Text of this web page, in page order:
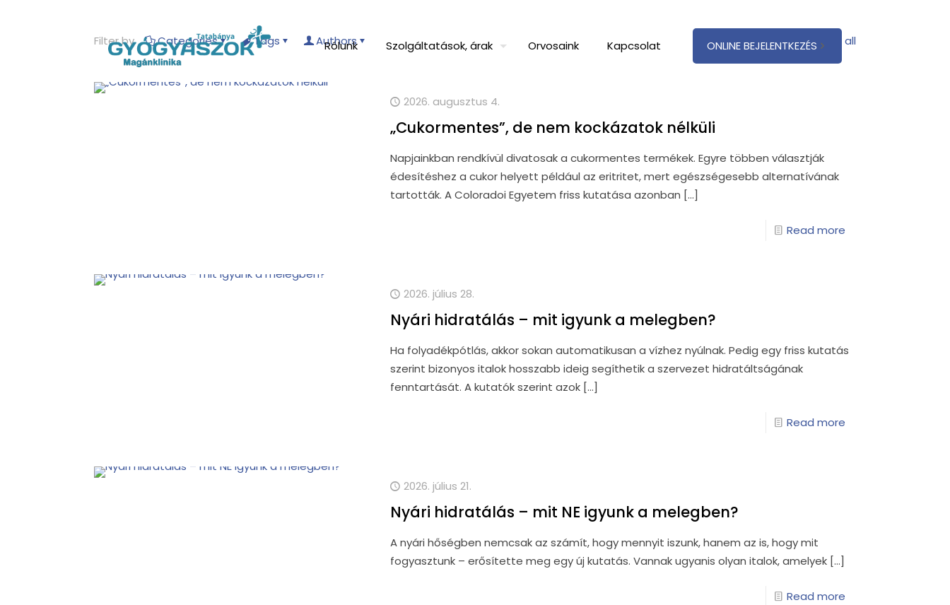
Rólunk Szolgáltatások, árak Orvosaink Kapcsolat ONLINE BEJELENTKEZÉS
Filter by Categories Tags Authors Show all
2026. augusztus 4.
„Cukormentes”, de nem kockázatok nélküli
Napjainkban rendkívül divatosak a cukormentes termékek. Egyre többen választják
édesítéshez a cukor helyett például az eritritet, mert egészségesebb alternatívának
tartották. A Coloradoi Egyetem friss kutatása azonban […]
Read more
2026. július 28.
Nyári hidratálás – mit igyunk a melegben?
Ha folyadékpótlás, akkor sokan automatikusan a vízhez nyúlnak. Pedig egy friss kutatás
szerint bizonyos italok hosszabb ideig segíthetik a szervezet hidratáltságának
fenntartását. A kutatók szerint azok[…]
Read more
2026. július 21.
Nyári hidratálás – mit NE igyunk a melegben?
A nyári hőségben nemcsak az számít, hogy mennyit iszunk, hanem az is, hogy mit
fogyasztunk – erősítette meg egy új kutatás. Vannak ugyanis olyan italok, amelyek[…]
Read more